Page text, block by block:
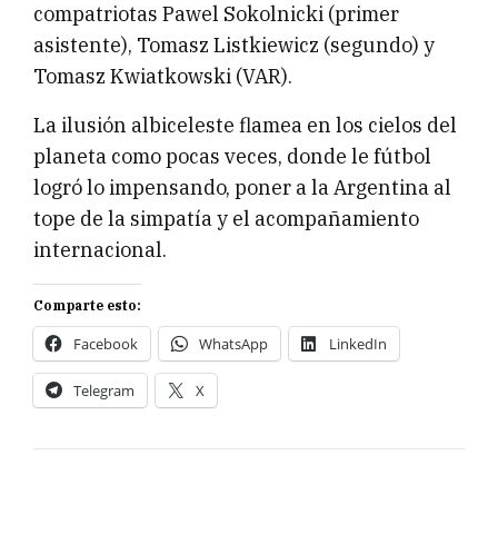
compatriotas Pawel Sokolnicki (primer
asistente), Tomasz Listkiewicz (segundo) y
Tomasz Kwiatkowski (VAR).
La ilusión albiceleste flamea en los cielos del
planeta como pocas veces, donde le fútbol
logró lo impensando, poner a la Argentina al
tope de la simpatía y el acompañamiento
internacional.
Comparte esto:
Facebook WhatsApp LinkedIn
Telegram X